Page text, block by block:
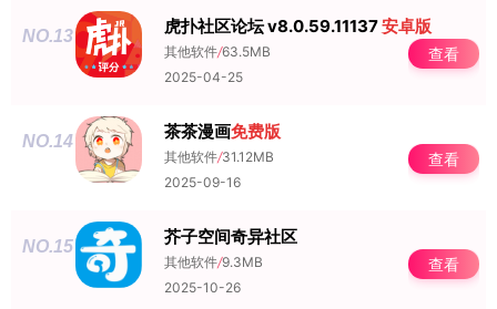
NO.13 虎扑社区论坛 v8.0.59.11137安卓版
其他软件/63.5MB
2025-04-25
查看
NO.14 茶茶漫画免费版
其他软件/31.12MB
2025-09-16
查看
NO.15 芥子空间奇异社区
其他软件/9.3MB
2025-10-26
查看